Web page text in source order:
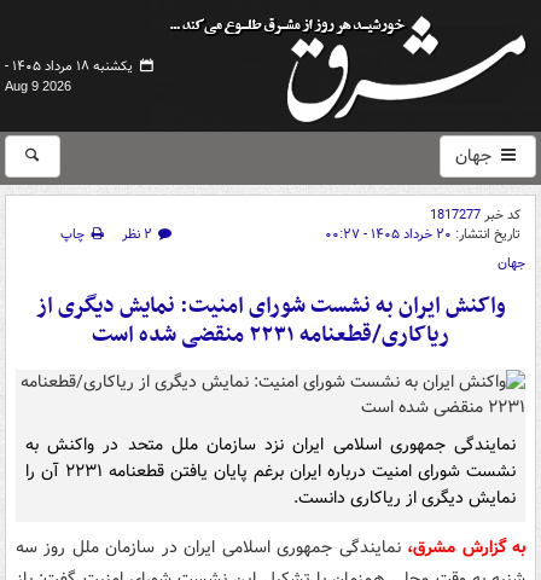
یکشنبه ۱۸ مرداد ۱۴۰۵ -
Aug 9 2026
جهان
کد خبر1817277
تاریخ انتشار: ۲۰ خرداد ۱۴۰۵ - ۰۰:۲۷ ۲ نظر
چاپ
جهان
واکنش ایران به نشست شورای امنیت: نمایش دیگری از
ریاکاری/قطعنامه ۲۲۳۱ منقضی شده است
نمایندگی جمهوری اسلامی ایران نزد سازمان ملل متحد در واکنش به
نشست شورای امنیت درباره ایران برغم پایان یافتن قطعنامه ۲۲۳۱ آن را
نمایش دیگری از ریاکاری دانست.
به گزارش مشرق،نمایندگی جمهوری اسلامی ایران در سازمان ملل روز سه